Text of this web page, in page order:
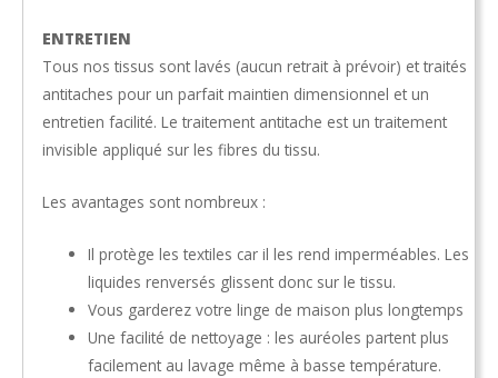
ENTRETIEN
Tous nos tissus sont lavés (aucun retrait à prévoir) et traités
antitaches pour un parfait maintien dimensionnel et un
entretien facilité. Le traitement antitache est un traitement
invisible appliqué sur les fibres du tissu.
Les avantages sont nombreux :
Il protège les textiles car il les rend imperméables. Les
liquides renversés glissent donc sur le tissu.
Vous garderez votre linge de maison plus longtemps
Une facilité de nettoyage : les auréoles partent plus
facilement au lavage même à basse température.